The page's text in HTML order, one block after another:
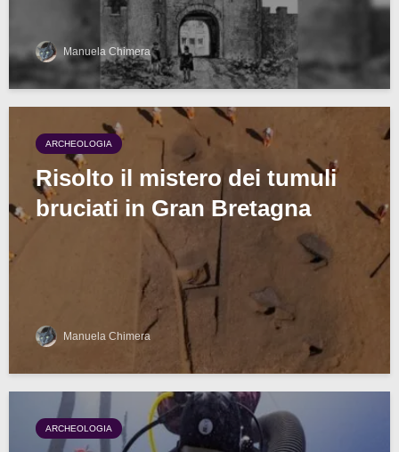
Manuela Chimera
ARCHEOLOGIA
Risolto il mistero dei tumuli
bruciati in Gran Bretagna
Manuela Chimera
ARCHEOLOGIA